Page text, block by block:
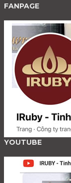
FANPAGE
YOUTUBE